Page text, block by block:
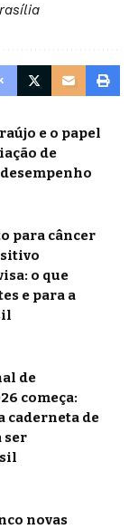
e o papel
de
para câncer
o que
e para a
de
começa:
caderneta de
ser
novas